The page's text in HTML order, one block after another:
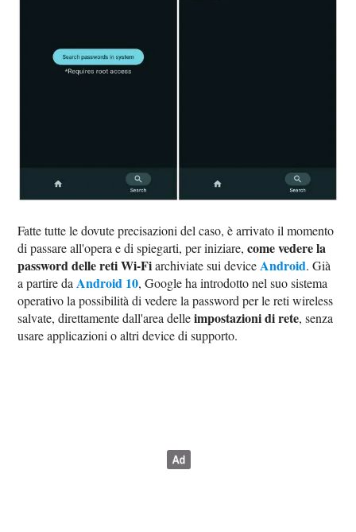
Fatte tutte le dovute precisazioni del caso, è arrivato il momento
di passare all'opera e di spiegarti, per iniziare,come vedere la
password delle reti Wi-Fiarchiviate sui device Android. Già
a partire da Android 10, Google ha introdotto nel suo sistema
operativo la possibilità di vedere la password per le reti wireless
salvate, direttamente dall'area delleimpostazioni di rete, senza
usare applicazioni o altri device di supporto.